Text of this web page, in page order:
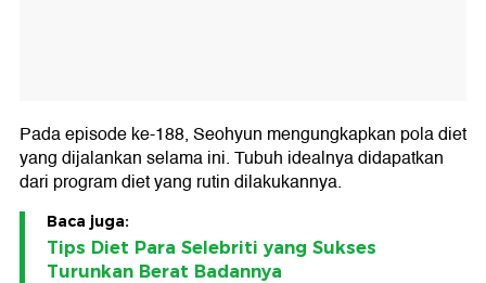
Pada episode ke-188, Seohyun mengungkapkan pola diet
yang dijalankan selama ini. Tubuh idealnya didapatkan
dari program diet yang rutin dilakukannya.
Baca juga:
Tips Diet Para Selebriti yang Sukses
Turunkan Berat Badannya